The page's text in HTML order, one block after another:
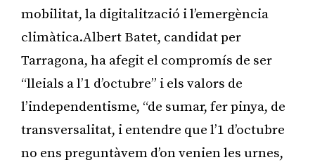
mobilitat, la digitalització i l’emergència
climàtica.Albert Batet, candidat per
Tarragona, ha afegit el compromís de ser
“lleials a l’1 d’octubre” i els valors de
l’independentisme, “de sumar, fer pinya, de
transversalitat, i entendre que l’1 d’octubre
no ens preguntàvem d’on venien les urnes,